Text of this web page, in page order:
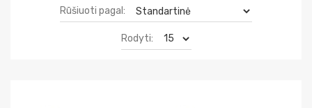
Rūšiuoti pagal:
Rodyti: